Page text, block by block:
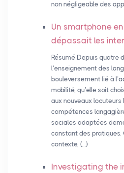
non négligeable des
Un smartphone
dépassait les
Résumé Depuis quatre
l’enseignement des
bouleversement lié à
mobilité, qu’elle soit
aux nouveaux locuteurs
compétences
sociales adaptées
constant des pratiques.
contexte, (…)
Investigating the